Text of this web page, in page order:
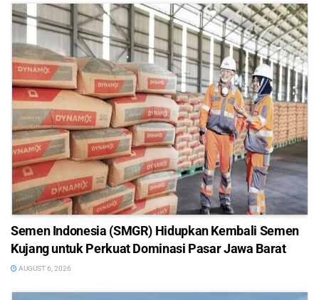
Semen Indonesia (SMGR) Hidupkan Kembali Semen
Kujang untuk Perkuat Dominasi Pasar Jawa Barat
AUGUST 6, 2026